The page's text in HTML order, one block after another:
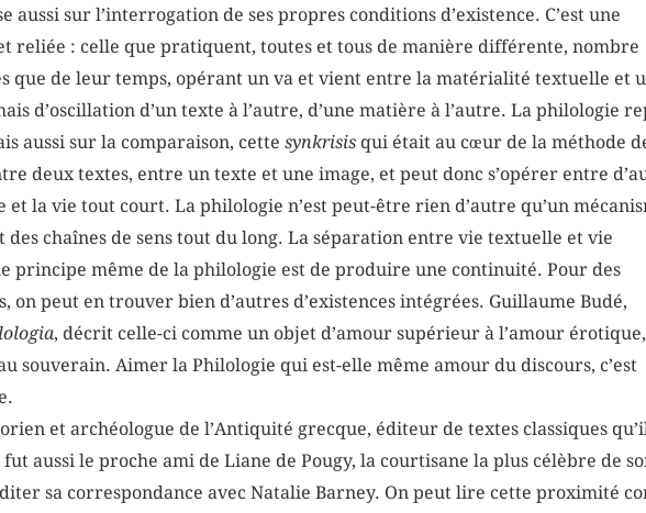
aussi sur l’interrogation de ses propres conditions d’existence. C’est une
reliée : celle que pratiquent, toutes et tous de manière différente, nombre
que de leur temps, opérant un va et vient entre la matérialité textuelle et
d’oscillation d’un texte à l’autre, d’une matière à l’autre. La philologie
aussi sur la comparaison, cette synkrisis qui était au cœur de la méthode
deux textes, entre un texte et une image, et peut donc s’opérer entre
la vie tout court. La philologie n’est peut-être rien d’autre qu’un
chaînes de sens tout du long. La séparation entre vie textuelle et vie
principe même de la philologie est de produire une continuité. Pour des
on peut en trouver bien d’autres d’existences intégrées. Guillaume Budé,
, décrit celle-ci comme un objet d’amour supérieur à l’amour érotique,
souverain. Aimer la Philologie qui est-elle même amour du discours, c’est
et archéologue de l’Antiquité grecque, éditeur de textes classiques
aussi le proche ami de Liane de Pougy, la courtisane la plus célèbre de
sa correspondance avec Natalie Barney. On peut lire cette proximité